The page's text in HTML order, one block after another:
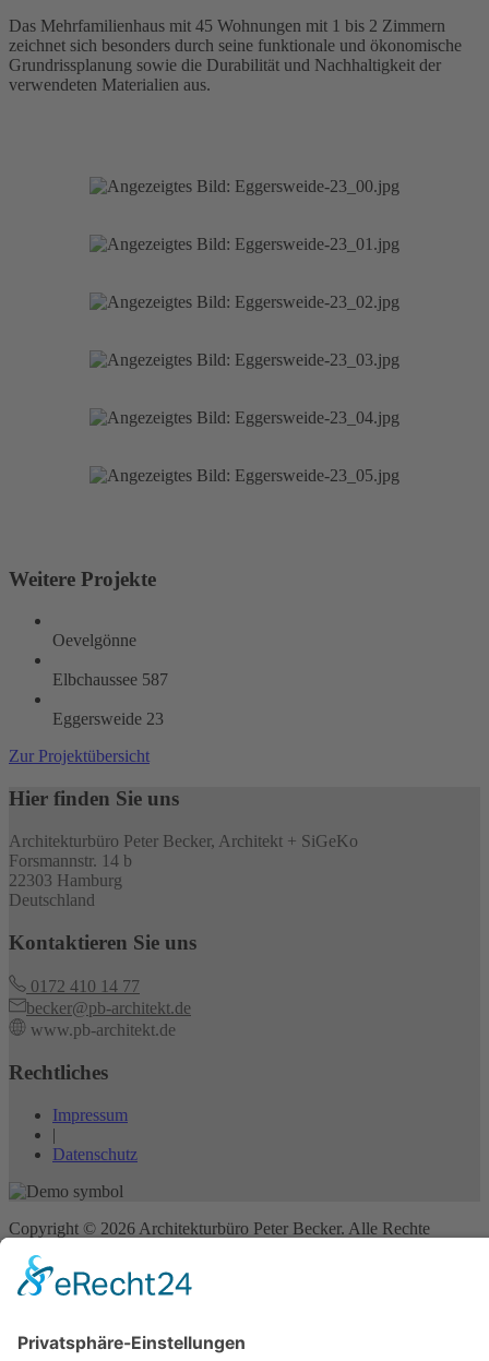
Das Mehrfamilienhaus mit 45 Wohnungen mit 1 bis 2 Zimmern
zeichnet sich besonders durch seine funktionale und ökonomische
Grundrissplanung sowie die Durabilität und Nachhaltigkeit der
verwendeten Materialien aus.
Weitere Projekte
Oevelgönne
Elbchaussee 587
Eggersweide 23
Zur Projektübersicht
Hier finden Sie uns
Architekturbüro Peter Becker, Architekt + SiGeKo
Forsmannstr. 14 b
22303 Hamburg
Deutschland
Kontaktieren Sie uns
0172 410 14 77
becker@pb-architekt.de
www.pb-architekt.de
Rechtliches
Impressum
|
Datenschutz
Copyright © 2026 Architekturbüro Peter Becker. Alle Rechte
Webdesign für Architekten by HGD Media
SiGeKo